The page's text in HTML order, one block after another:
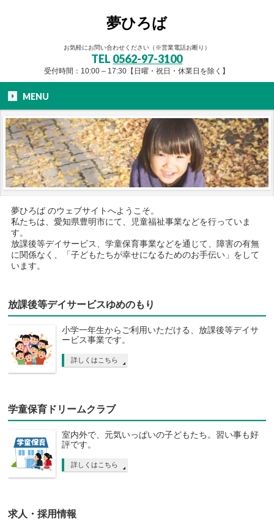
夢ひろば
お気軽にお問い合わせください（※営業電話お断り）
TEL 0562-97-3100
受付時間：10:00 – 17:30【日曜・祝日・休業日を除く】
MENU
夢ひろば のウェブサイトへようこそ。
私たちは、愛知県豊明市にて、児童福祉事業などを行っていま
す。
放課後等デイサービス、学童保育事業などを通じて、障害の有無
に関係なく、「子どもたちが幸せになるためのお手伝い」をして
います。
放課後等デイサービスゆめのもり
小学一年生からご利用いただける、放課後等デイサ
ービス事業です。
詳しくはこちら
学童保育ドリームクラブ
室内外で、元気いっぱいの子どもたち。習い事も好
評です。
詳しくはこちら
求人・採用情報